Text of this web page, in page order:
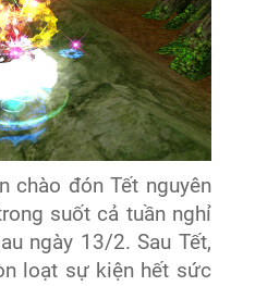
chào đón Tết nguyên
suốt cả tuần nghỉ
ngày 13/2. Sau Tết,
loạt sự kiện hết sức